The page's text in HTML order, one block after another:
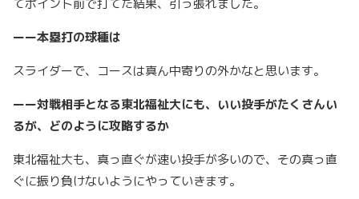
てポイント前で打てた結果、引っ張れました。
ーー本塁打の球種は
スライダーで、コースは真ん中寄りの外かなと思います。
ーー対戦相手となる東北福祉大にも、いい投手がたくさんい
るが、どのように攻略するか
東北福祉大も、真っ直ぐが速い投手が多いので、その真っ直
ぐに振り負けないようにやっていきます。